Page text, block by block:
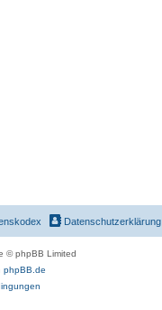
Datenschutzerklärung
© phpBB Limited
phpBB.de